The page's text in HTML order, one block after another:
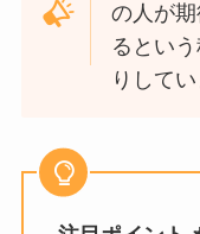
の人が
るとい
りしてい